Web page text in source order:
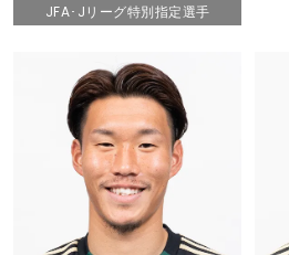
JFA･Jリーグ特別指定選手